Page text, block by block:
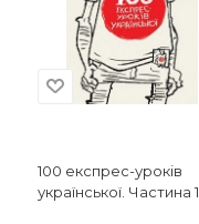
100 експрес-уроків
української. Частина 1